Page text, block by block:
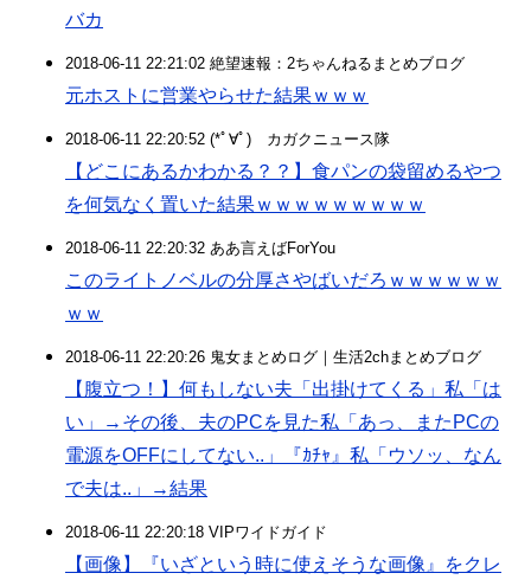
バカ
2018-06-11 22:21:02 絶望速報：2ちゃんねるまとめブログ
元ホストに営業やらせた結果ｗｗｗ
2018-06-11 22:20:52 (*ﾟ∀ﾟ)ゞカガクニュース隊
【どこにあるかわかる？？】食パンの袋留めるやつ
を何気なく置いた結果ｗｗｗｗｗｗｗｗｗ
2018-06-11 22:20:32 ああ言えばForYou
このライトノベルの分厚さやばいだろｗｗｗｗｗｗ
ｗｗ
2018-06-11 22:20:26 鬼女まとめログ｜生活2chまとめブログ
【腹立つ！】何もしない夫「出掛けてくる」私「は
い」→その後、夫のPCを見た私「あっ、またPCの
電源をOFFにしてない..」『ｶﾁｬ』私「ウソッ、なん
で夫は..」→結果
2018-06-11 22:20:18 VIPワイドガイド
【画像】『いざという時に使えそうな画像』をクレ